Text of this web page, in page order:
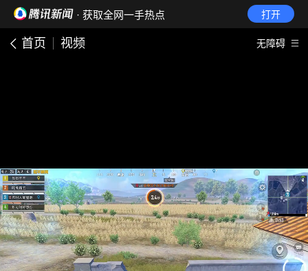
· 获取全网一手热点 打开
首页 视频 无障碍